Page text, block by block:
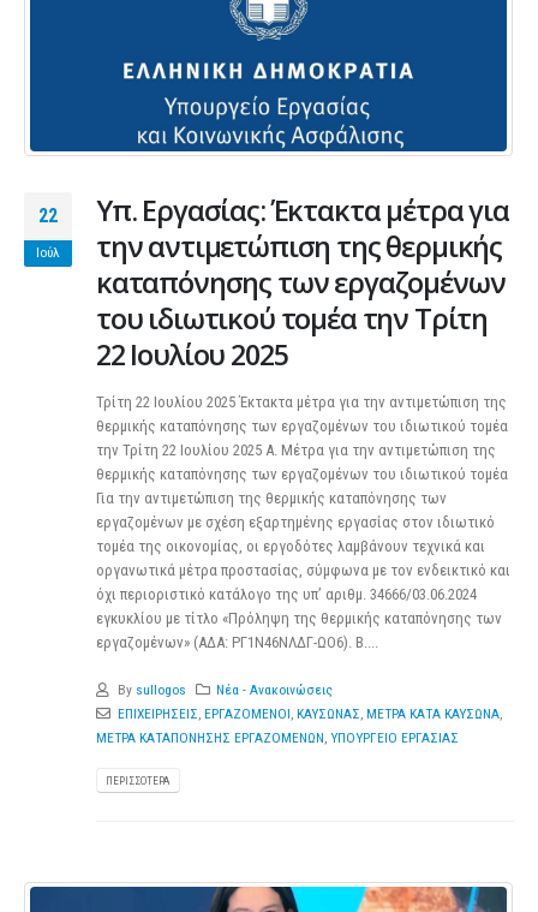
22
Ιούλ
Υπ. Εργασίας: Έκτακτα μέτρα για
την αντιμετώπιση της θερμικής
καταπόνησης των εργαζομένων
του ιδιωτικού τομέα την Τρίτη
22 Ιουλίου 2025
Τρίτη 22 Ιουλίου 2025 Έκτακτα μέτρα για την αντιμετώπιση της
θερμικής καταπόνησης των εργαζομένων του ιδιωτικού τομέα
την Τρίτη 22 Ιουλίου 2025 Α. Μέτρα για την αντιμετώπιση της
θερμικής καταπόνησης των εργαζομένων του ιδιωτικού τομέα
Για την αντιμετώπιση της θερμικής καταπόνησης των
εργαζομένων με σχέση εξαρτημένης εργασίας στον ιδιωτικό
τομέα της οικονομίας, οι εργοδότες λαμβάνουν τεχνικά και
οργανωτικά μέτρα προστασίας, σύμφωνα με τον ενδεικτικό και
όχι περιοριστικό κατάλογο της υπ’ αριθμ. 34666/03.06.2024
εγκυκλίου με τίτλο «Πρόληψη της θερμικής καταπόνησης των
εργαζομένων» (ΑΔΑ: ΡΓ1Ν46ΝΛΔΓ-ΩΟ6). Β....
By sullogos
Νέα - Ανακοινώσεις
ΕΠΙΧΕΙΡΗΣΕΙΣ ΕΡΓΑΖΟΜΕΝΟΙ ΚΑΥΣΩΝΑΣ ΜΕΤΡΑ ΚΑΤΑ ΚΑΥΣΩΝΑ,
ΜΕΤΡΑ ΚΑΤΑΠΟΝΗΣΗΣ ΕΡΓΑΖΟΜΕΝΩΝ ΥΠΟΥΡΓΕΙΟ ΕΡΓΑΣΙΑΣ
ΠΕΡΙΣΣΌΤΕΡΑ